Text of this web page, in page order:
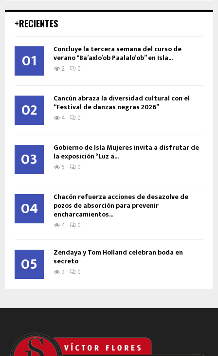
+RECIENTES
01 Concluye la tercera semana del curso de
verano “Ba’axlo’ob Paalalo’ob” en Isla...
2 0
02 Cancún abraza la diversidad cultural con el
“Festival de danzas negras 2026”
4 0
03 Gobierno de Isla Mujeres invita a disfrutar de
la exposición “Luz a...
6 0
04 Chacón refuerza acciones de desazolve de
pozos de absorción para prevenir
encharcamientos...
4 0
05 Zendaya y Tom Holland celebran boda en
secreto
2 0